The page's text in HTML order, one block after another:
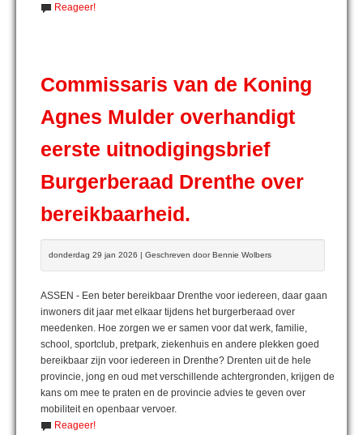
Reageer!
Commissaris van de Koning
Agnes Mulder overhandigt
eerste uitnodigingsbrief
Burgerberaad Drenthe over
bereikbaarheid.
donderdag 29 jan 2026 | Geschreven door Bennie Wolbers
ASSEN - Een beter bereikbaar Drenthe voor iedereen, daar gaan
inwoners dit jaar met elkaar tijdens het burgerberaad over
meedenken. Hoe zorgen we er samen voor dat werk, familie,
school, sportclub, pretpark, ziekenhuis en andere plekken goed
bereikbaar zijn voor iedereen in Drenthe? Drenten uit de hele
provincie, jong en oud met verschillende achtergronden, krijgen de
kans om mee te praten en de provincie advies te geven over
mobiliteit en openbaar vervoer.
Reageer!